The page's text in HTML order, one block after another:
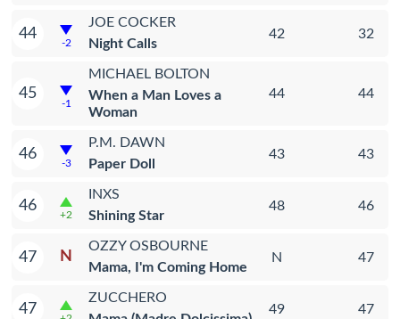
44
-2
JOE COCKER
Night Calls
42 32
45
-1
MICHAEL BOLTON
When a Man Loves a
Woman
44 44
46
-3
P.M. DAWN
Paper Doll
43 43
46
+2
INXS
Shining Star
48 46
47 N
OZZY OSBOURNE
Mama, I'm Coming Home
N 47
47
ZUCCHERO
49 47